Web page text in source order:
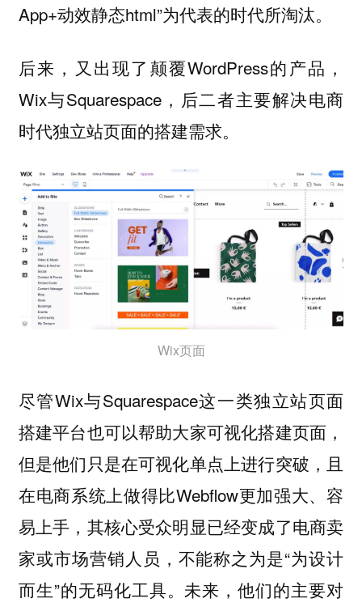
App+动效静态html”为代表的时代所淘汰。
后来，又出现了颠覆WordPress的产品，
Wix与Squarespace，后二者主要解决电商
时代独立站页面的搭建需求。
Wix页面
尽管Wix与Squarespace这一类独立站页面
搭建平台也可以帮助大家可视化搭建页面，
但是他们只是在可视化单点上进行突破，且
在电商系统上做得比Webflow更加强大、容
易上手，其核心受众明显已经变成了电商卖
家或市场营销人员，不能称之为是“为设计
而生”的无码化工具。未来，他们的主要对